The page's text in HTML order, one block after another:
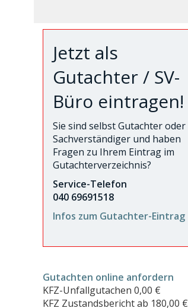
Jetzt als
Gutachter / SV-
Büro eintragen!
Sie sind selbst Gutachter oder
Sachverständiger und haben
Fragen zu Ihrem Eintrag im
Gutachterverzeichnis?
Service-Telefon
040 69691518
Infos zum Gutachter-Eintrag
Gutachten online anfordern
KFZ-Unfallgutachen 0,00 €
KFZ Zustandsbericht ab 180,00 €